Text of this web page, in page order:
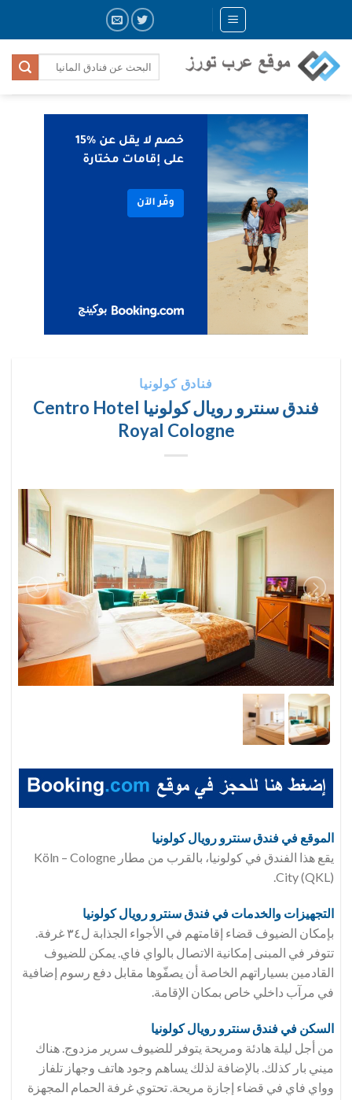
content
فنادق كولونيا
فندق سنترو رويال كولونيا Centro Hotel
Royal Cologne
الموقع في فندق سنترو رويال كولونيا
يقع هذا الفندق في كولونيا، بالقرب من مطار Köln – Cologne
City (QKL).
التجهيزات والخدمات في فندق سنترو رويال كولونيا
بإمكان الضيوف قضاء إقامتهم في الأجواء الجذابة ل٣٤ غرفة.
تتوفر في المبنى إمكانية الاتصال بالواي فاي. يمكن للضيوف
القادمين بسياراتهم الخاصة أن يصفّوها مقابل دفع رسوم إضافية
في مرآب داخلي خاص بمكان الإقامة.
السكن في فندق سنترو رويال كولونيا
من أجل ليلة هادئة ومريحة يتوفر للضيوف سرير مزدوج. هناك
ميني بار كذلك. بالإضافة لذلك يساهم وجود هاتف وجهاز تلفاز
وواي فاي في قضاء إجازة مريحة. تحتوي غرفة الحمام المجهزة